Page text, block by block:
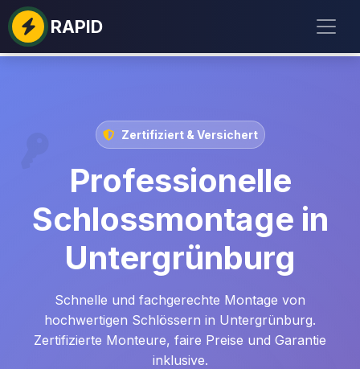
RAPID
Zertifiziert & Versichert
Professionelle
Schlossmontage in
Untergrünburg
Schnelle und fachgerechte Montage von
hochwertigen Schlössern in Untergrünburg.
Zertifizierte Monteure, faire Preise und Garantie
inklusive.